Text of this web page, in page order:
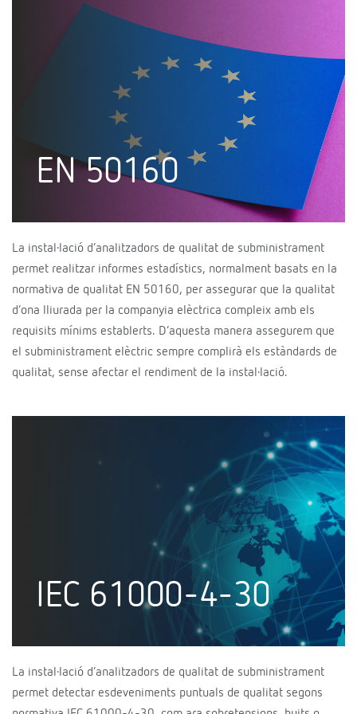
EN 50160
La instal·lació d’analitzadors de qualitat de subministrament
permet realitzar informes estadístics, normalment basats en la
normativa de qualitat EN 50160, per assegurar que la qualitat
d’ona lliurada per la companyia elèctrica compleix amb els
requisits mínims establerts. D’aquesta manera assegurem que
el subministrament elèctric sempre complirà els estàndards de
qualitat, sense afectar el rendiment de la instal·lació.
IEC 61000-4-30
La instal·lació d’analitzadors de qualitat de subministrament
permet detectar esdeveniments puntuals de qualitat segons